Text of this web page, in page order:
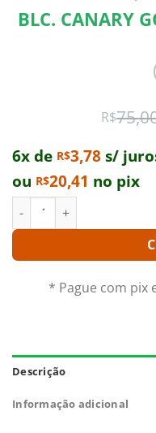
BLC. CANARY
R$
6x de R$3,78s/
ou R$20,41 no pix
BLC. CANARY GOLD -
* Pague com pix
Descrição
Informação adicional